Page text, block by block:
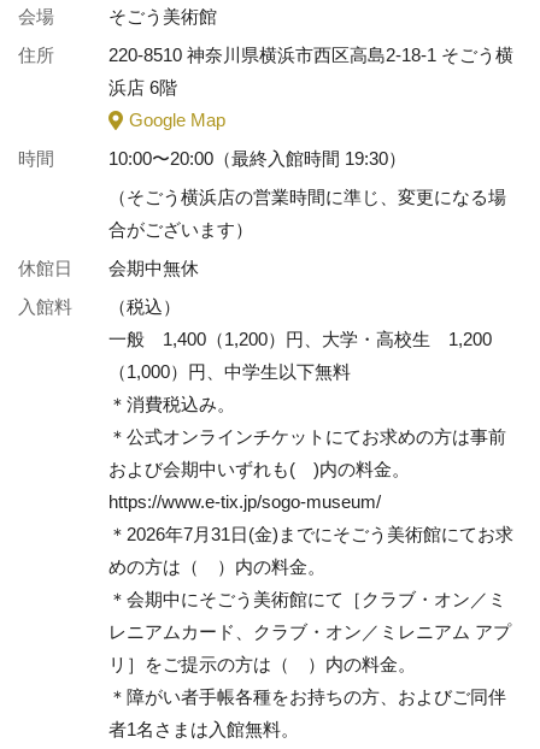
会場
そごう美術館
住所
220-8510 神奈川県横浜市西区高島2-18-1 そごう横
浜店 6階
Google Map
時間
10:00〜20:00（最終入館時間 19:30）
（そごう横浜店の営業時間に準じ、変更になる場
合がございます）
休館日
会期中無休
入館料
（税込）
一般 1,400（1,200）円、大学・高校生 1,200
（1,000）円、中学生以下無料
＊消費税込み。
＊公式オンラインチケットにてお求めの方は事前
および会期中いずれも( )内の料金。
https://www.e-tix.jp/sogo-museum/
＊2026年7月31日(金)までにそごう美術館にてお求
めの方は（ ）内の料金。
＊会期中にそごう美術館にて［クラブ・オン／ミ
レニアムカード、クラブ・オン／ミレニアム アプ
リ］をご提示の方は（ ）内の料金。
＊障がい者手帳各種をお持ちの方、およびご同伴
者1名さまは入館無料。